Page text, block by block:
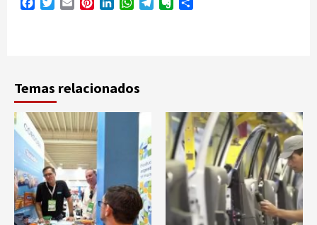
Facebook
Twitter
Email PinterestLinkedInWhatsApp
TelegramEvernote
Temas relacionados